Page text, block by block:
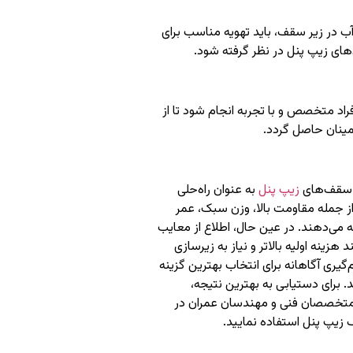
در زیر سقف، باید تهویه مناسب برای
زیپ پنل در نظر گرفته شود.
متخصص و با تجربه انجام شود تا از
حاصل گردد.
سقف‌های زیپ پنل به عنوان راه‌حلی
جمله مقاومت بالا، وزن سبک، عمر
می‌دهند. در عین حال، اطلاع از معایب
اولیه بالاتر و نیاز به زیرسازی
آگاهانه برای انتخاب بهترین گزینه
دستیابی به بهترین نتیجه،
فنی و مهندسان عمران در
پنل استفاده نمایید.